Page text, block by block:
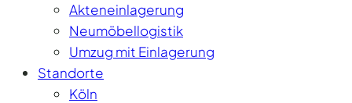
Akteneinlagerung
Neumöbellogistik
Umzug mit Einlagerung
Standorte
Köln